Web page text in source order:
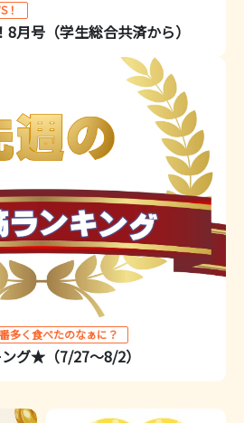
！
8月号（学生総合共済から）
多く食べたのなぁに？
グ★（7/27～8/2）